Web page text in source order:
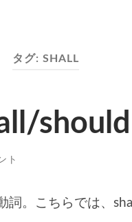
タグ: SHALL
should
ト
詞。こちらでは、